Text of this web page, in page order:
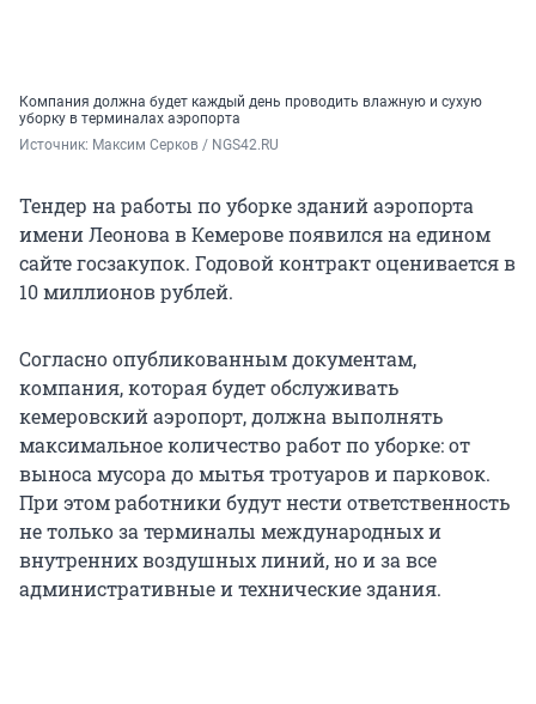
Компания должна будет каждый день проводить влажную и сухую
уборку в терминалах аэропорта
Источник: Максим Серков / NGS42.RU
Тендер на работы по уборке зданий аэропорта
имени Леонова в Кемерове появился на едином
сайте госзакупок. Годовой контракт оценивается в
10 миллионов рублей.
Согласно опубликованным документам,
компания, которая будет обслуживать
кемеровский аэропорт, должна выполнять
максимальное количество работ по уборке: от
выноса мусора до мытья тротуаров и парковок.
При этом работники будут нести ответственность
не только за терминалы международных и
внутренних воздушных линий, но и за все
административные и технические здания.